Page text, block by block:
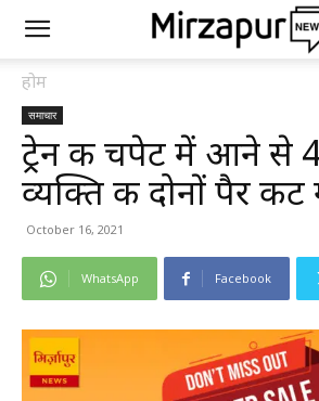
होम
समाचार
ट्रेन की चपेट में आने से
व्यक्ति की दोनों पैर कट
October 16, 2021
WhatsApp Facebook